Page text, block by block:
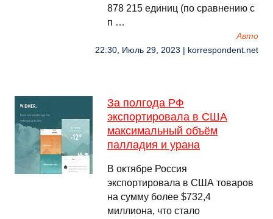
878 215 единиц (по сравнению с
п …
Авто
22:30, Июль 29, 2023 | korrespondent.net
За полгода РФ
экспортировала в США
максимальный объём
палладия и урана
В октябре Россия
экспортировала в США товаров
на сумму более $732,4
миллиона, что стало